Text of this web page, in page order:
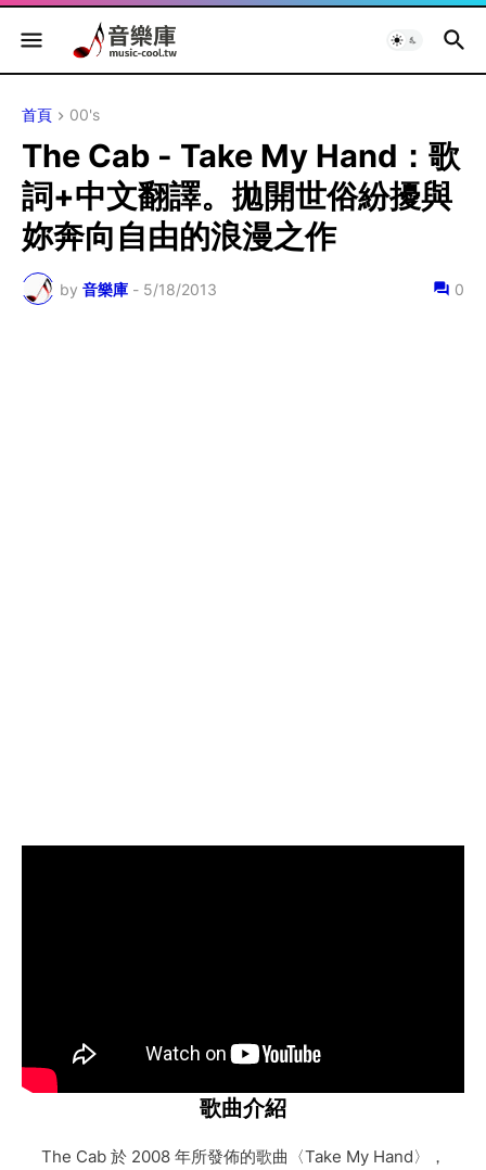
首頁 00's
The Cab - Take My Hand：歌
詞+中文翻譯。拋開世俗紛擾與
妳奔向自由的浪漫之作
by 音樂庫 - 5/18/2013 0
歌曲介紹
The Cab 於 2008 年所發佈的歌曲〈Take My Hand〉，